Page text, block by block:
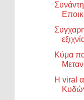
Κύμα
Η viral